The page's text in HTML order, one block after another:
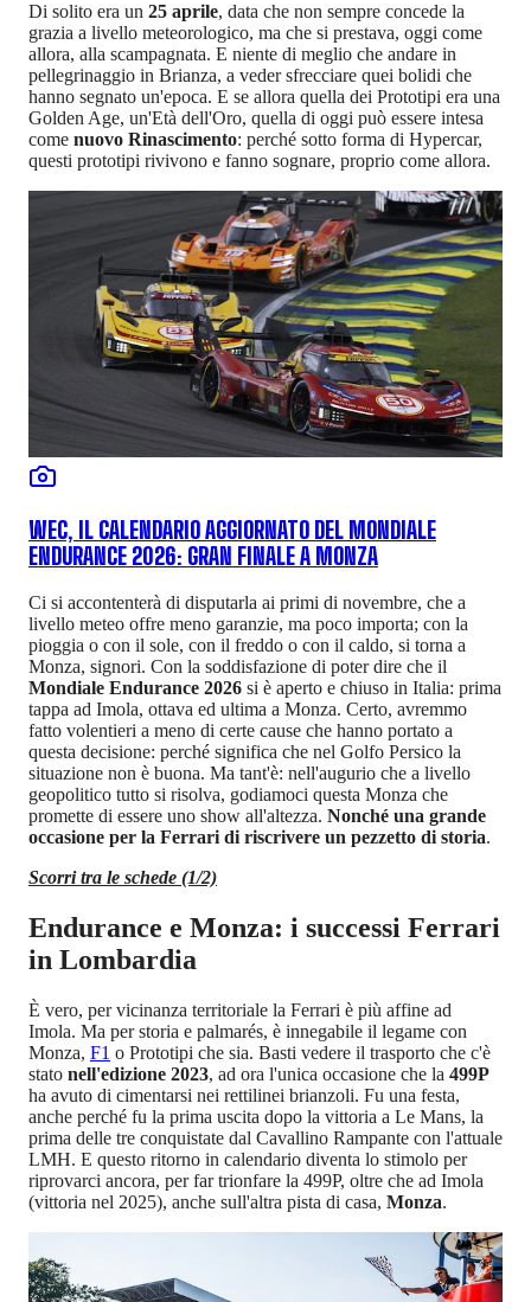
Di solito era un 25 aprile, data che non sempre concede la
grazia a livello meteorologico, ma che si prestava, oggi come
allora, alla scampagnata. E niente di meglio che andare in
pellegrinaggio in Brianza, a veder sfrecciare quei bolidi che
hanno segnato un'epoca. E se allora quella dei Prototipi era una
Golden Age, un'Età dell'Oro, quella di oggi può essere intesa
come nuovo Rinascimento: perché sotto forma di Hypercar,
questi prototipi rivivono e fanno sognare, proprio come allora.
WEC, IL CALENDARIO AGGIORNATO DEL MONDIALE
ENDURANCE 2026: GRAN FINALE A MONZA
Ci si accontenterà di disputarla ai primi di novembre, che a
livello meteo offre meno garanzie, ma poco importa; con la
pioggia o con il sole, con il freddo o con il caldo, si torna a
Monza, signori. Con la soddisfazione di poter dire che il
Mondiale Endurance 2026 si è aperto e chiuso in Italia: prima
tappa ad Imola, ottava ed ultima a Monza. Certo, avremmo
fatto volentieri a meno di certe cause che hanno portato a
questa decisione: perché significa che nel Golfo Persico la
situazione non è buona. Ma tant'è: nell'augurio che a livello
geopolitico tutto si risolva, godiamoci questa Monza che
promette di essere uno show all'altezza. Nonché una grande
occasione per la Ferrari di riscrivere un pezzetto di storia.
Scorri tra le schede (1/2)
Endurance e Monza: i successi Ferrari
in Lombardia
È vero, per vicinanza territoriale la Ferrari è più affine ad
Imola. Ma per storia e palmarés, è innegabile il legame con
Monza, F1 o Prototipi che sia. Basti vedere il trasporto che c'è
stato nell'edizione 2023, ad ora l'unica occasione che la 499P
ha avuto di cimentarsi nei rettilinei brianzoli. Fu una festa,
anche perché fu la prima uscita dopo la vittoria a Le Mans, la
prima delle tre conquistate dal Cavallino Rampante con l'attuale
LMH. E questo ritorno in calendario diventa lo stimolo per
riprovarci ancora, per far trionfare la 499P, oltre che ad Imola
(vittoria nel 2025), anche sull'altra pista di casa, Monza.